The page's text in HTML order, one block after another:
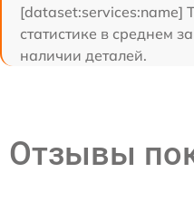
[dataset:services:name]
статистике в среднем
наличии деталей.
Отзывы